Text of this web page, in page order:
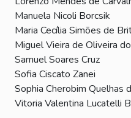
Manuela Nicoli Borcsik
Maria Cecília Simões de
Miguel Vieira de Oliveira
Samuel Soares Cruz
Sofia Ciscato Zanei
Sophia Cherobim Quelhas
Vitoria Valentina Lucatelli